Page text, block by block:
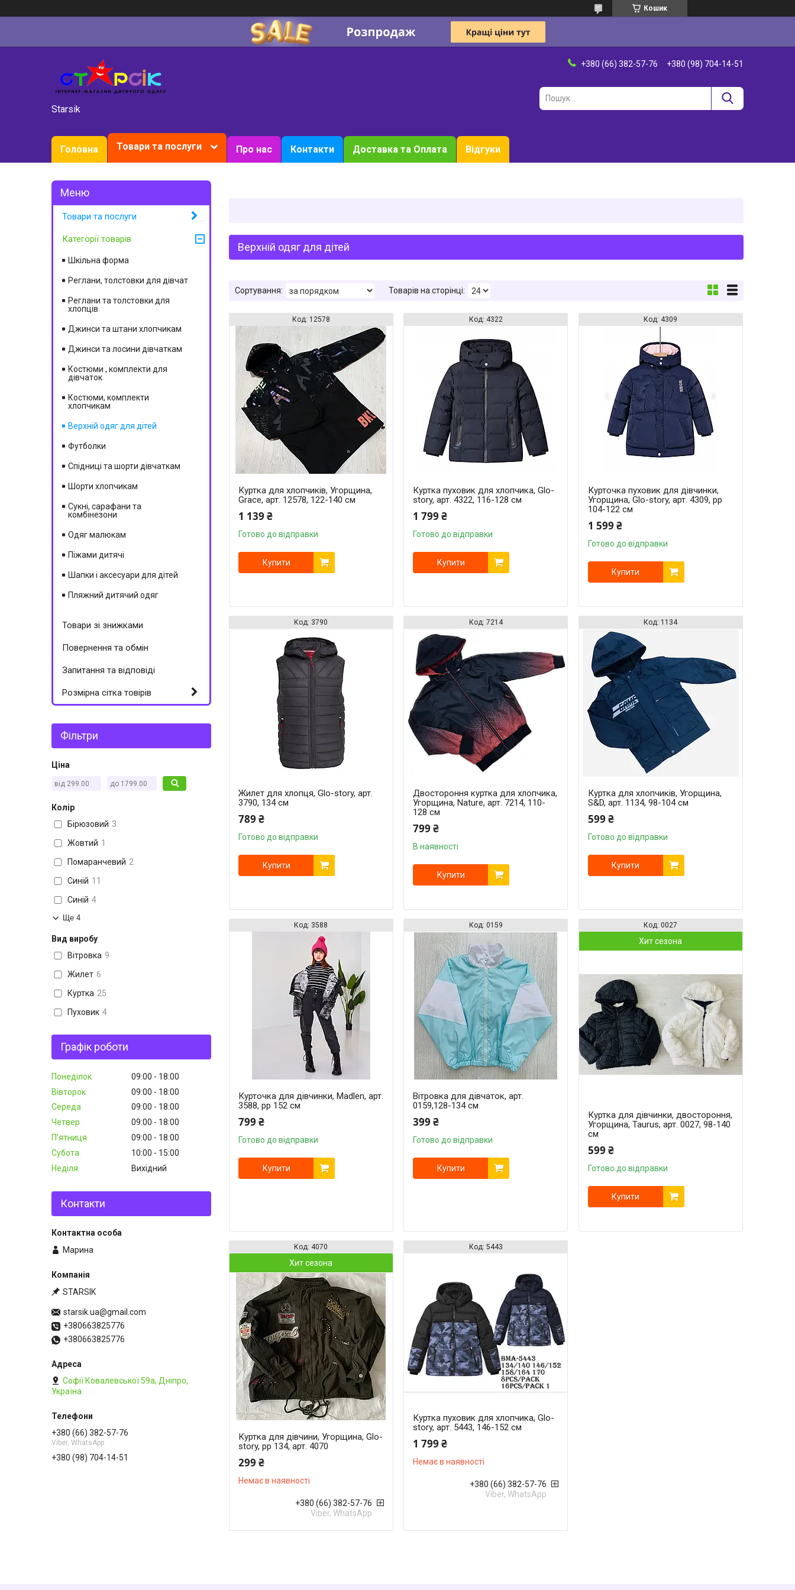
Кошик
Starsik
+380 (66) 382-57-76 +380 (98) 704-14-51
Головна Товари та послуги Про нас Контакти Доставка та Оплата Відгуки
Верхній одяг для дітей
12578
Куртка для хлопчиків, Угорщина,
Grace, арт. 12578, 122-140 см
1 139 ₴
Готово до відправки
Купити
4322
Куртка пуховик для хлопчика, Glo-
story, арт. 4322, 116-128 см
1 799 ₴
Готово до відправки
Купити
4309
Курточка пуховик для дівчинки,
Угорщина, Glo-story, арт. 4309, рр
104-122 см
1 599 ₴
Готово до відправки
Купити
3790
Жилет для хлопця, Glo-story, арт.
3790, 134 см
789 ₴
Готово до відправки
Купити
7214
Двостороння куртка для хлопчика,
Угорщина, Nature, арт. 7214, 110-
128 см
799 ₴
В наявності
Купити
1134
Куртка для хлопчиків, Угорщина,
S&D, арт. 1134, 98-104 см
599 ₴
Готово до відправки
Купити
3588
Курточка для дівчинки, Madlen, арт.
3588, рр 152 см
799 ₴
Готово до відправки
Купити
0159
Вітровка для дівчаток, арт.
0159,128-134 см
399 ₴
Готово до відправки
Купити
0027
Хит сезона
Куртка для дівчинки, двостороння,
Угорщина, Taurus, арт. 0027, 98-140
см
599 ₴
Готово до відправки
Купити
4070
Хит сезона
Куртка для дівчини, Угорщина, Glo-
story, рр 134, арт. 4070
299 ₴
Немає в наявності
+380 (66) 382-57-76
Viber, WhatsApp
5443
Куртка пуховик для хлопчика, Glo-
story, арт. 5443, 146-152 см
1 799 ₴
Немає в наявності
+380 (66) 382-57-76
Viber, WhatsApp
Товари та послуги
Категорії товарів
Шкільна форма
Реглани, толстовки для дівчат
Реглани та толстовки для
хлопців
Джинси та штани хлопчикам
Джинси та лосини дівчаткам
Костюми , комплекти для
дівчаток
Костюми, комплекти
хлопчикам
Верхній одяг для дітей
Футболки
Спідниці та шорти дівчаткам
Шорти хлопчикам
Сукні, сарафани та
комбінезони
Одяг малюкам
Піжами дитячі
Шапки і аксесуари для дітей
Пляжний дитячий одяг
Товари зі знижками
Повернення та обмін
Запитання та відповіді
Розмірна сітка товірів
Фільтри
Ціна
Колір
Бірюзовий 3
Жовтий 1
Помаранчевий 2
Синій 11
Синій 4
Ще 4
Вид виробу
Вітровка 9
Жилет 6
Куртка 25
Пуховик 4
Графік роботи
Понеділок 09:00
18:00
Вівторок
09:00
18:00
Середа
09:00
18:00
Четвер
09:00
18:00
Пʼятниця
09:00
18:00
Субота
10:00
15:00
Неділя
Вихідний
Контакти
Марина
STARSIK
starsik.ua@gmail.com
+380663825776
+380663825776
Софії Ковалевської 59а, Дніпро,
Україна
+380 (66) 382-57-76
Viber, WhatsApp
+380 (98) 704-14-51